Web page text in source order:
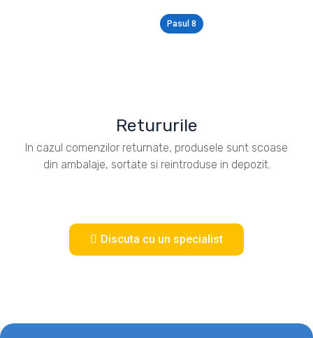
Pasul 8
Retururile
In cazul comenzilor returnate, produsele sunt scoase
din ambalaje, sortate si reintroduse in depozit.
Discuta cu un specialist